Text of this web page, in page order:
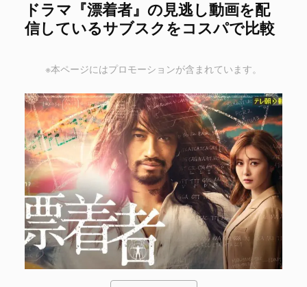
ドラマ『漂着者』の見逃し動画を配
信しているサブスクをコスパで比較
※本ページにはプロモーションが含まれています。